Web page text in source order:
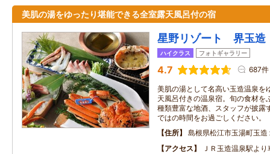
美肌の湯をゆったり堪能できる全室露天風呂付の宿
星野リゾート 界玉造
ハイクラス フォトギャラリー
4.7 687件
美肌の湯として名高い玉造温泉を
天風呂付きの温泉宿。旬の食材を
種類豊富な地酒、スタッフが披露
ではの時間をお過ごしください。
住所
島根県松江市玉湯町玉造
アクセス
ＪＲ玉造温泉駅よ